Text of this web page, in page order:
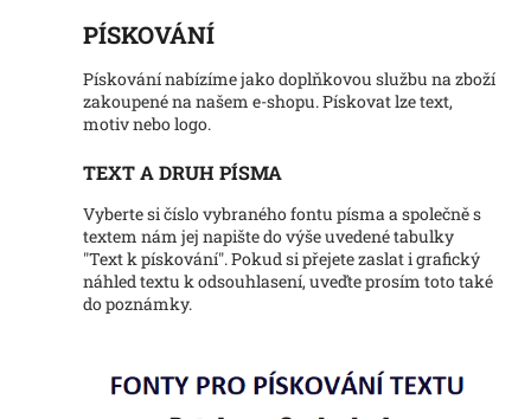
PÍSKOVÁNÍ
Pískování nabízíme jako doplňkovou službu na zboží
zakoupené na našem e-shopu. Pískovat lze text,
motiv nebo logo.
TEXT A DRUH PÍSMA
Vyberte si číslo vybraného fontu písma a společně s
textem nám jej napište do výše uvedené tabulky
"Text k pískování". Pokud si přejete zaslat i grafický
náhled textu k odsouhlasení, uveďte prosím toto také
do poznámky.